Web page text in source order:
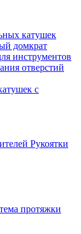
катушек
домкрат
инструментов
отверстий
с
Рукоятки
протяжки